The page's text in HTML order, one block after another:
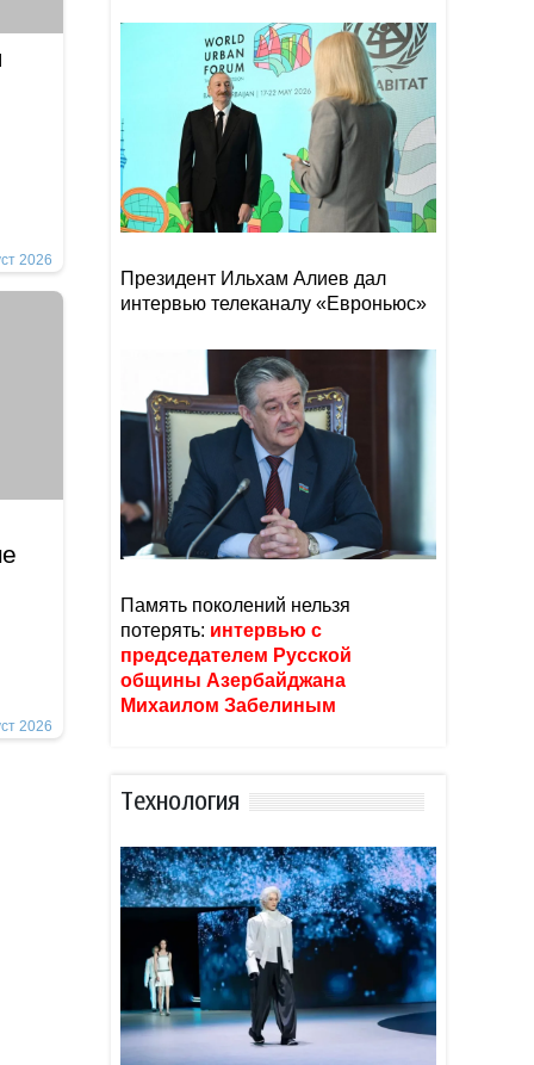
2026
2026
Президент Ильхам Алиев дал
интервью телеканалу «Евроньюс»
Память поколений нельзя
потерять: интервью с
председателем Русской
общины Азербайджана
Михаилом Забелиным
Тexнoлoгия